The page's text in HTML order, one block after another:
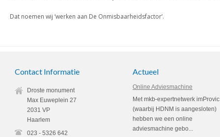
Dat noemen wij ‘werken aan De Onmisbaarheidsfactor’.
Contact Informatie
Droste monument
Max Euweplein 27
2031 VP
Haarlem
023 - 5326 642
Actueel
Online Adviesmachine
Met mkb-expertnetwerk imProvic
(waarbij HDNM is aangesloten)
hebben we een online
adviesmachine gebo...